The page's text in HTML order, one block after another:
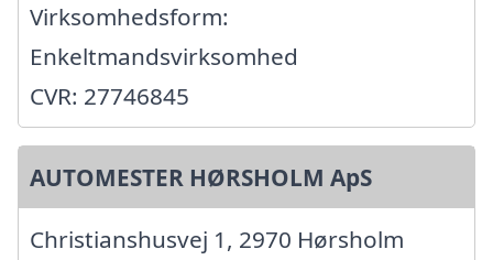
Virksomhedsform:
Enkeltmandsvirksomhed
CVR: 27746845
AUTOMESTER HØRSHOLM ApS
Christianshusvej 1, 2970 Hørsholm